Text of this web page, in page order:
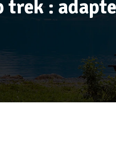
trek :